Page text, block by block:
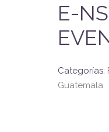
E-
Categorías:
Guatemala